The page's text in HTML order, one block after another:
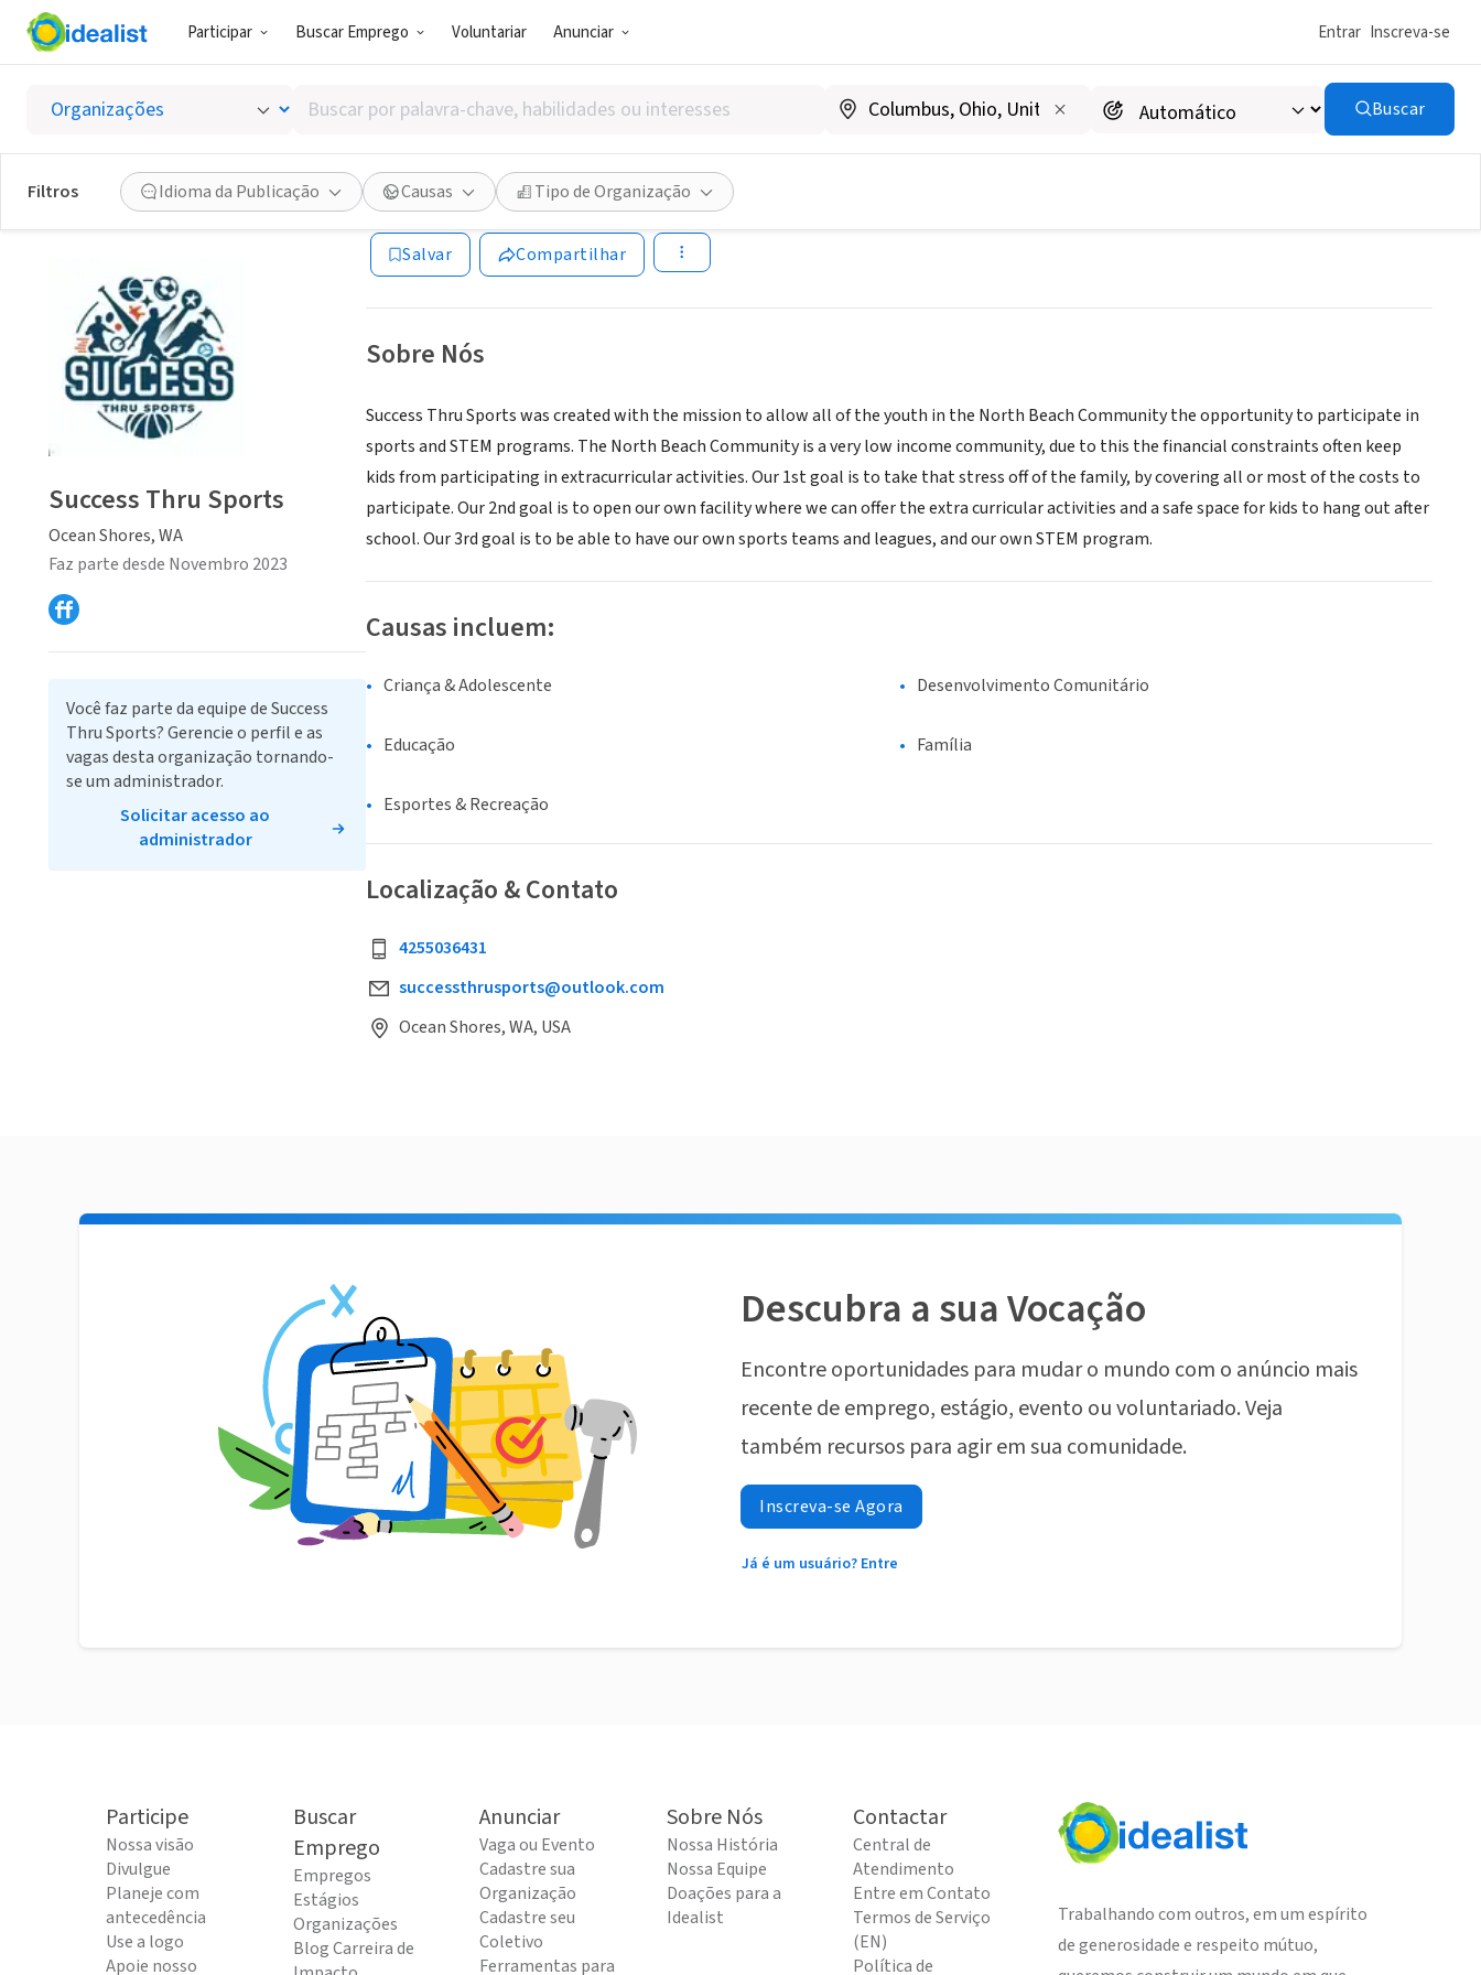
Participar Buscar Emprego Voluntariar Anunciar Entrar Inscreva-se
Buscar
por
palavra-
chave,
habilidades
ou
interesses
Buscar
Filtros Idioma da Publicação Causas Tipo de Organização
Success Thru Sports
Ocean Shores, WA
Salvar Compartilhar
Sobre Nós
Success Thru Sports was created with the mission to allow all of the youth in the North Beach Community the opportunity to participate in
sports and STEM programs. The North Beach Community is a very low income community, due to this the financial constraints often keep
kids from participating in extracurricular activities. Our 1st goal is to take that stress off of the family, by covering all or most of the costs to
participate. Our 2nd goal is to open our own facility where we can offer the extra curricular activities and a safe space for kids to hang out after
school. Our 3rd goal is to be able to have our own sports teams and leagues, and our own STEM program.
Causas incluem:
Criança & Adolescente Desenvolvimento Comunitário
Educação Família
Esportes & Recreação
Localização & Contato
4255036431
successthrusports@outlook.com
Ocean Shores, WA, USA
Success Thru Sports
Ocean Shores, WA
Faz parte desde Novembro 2023
Você faz parte da equipe de Success
Thru Sports? Gerencie o perfil e as
vagas desta organização tornando-
se um administrador.
Solicitar acesso ao
administrador
Descubra a sua Vocação
Encontre oportunidades para mudar o mundo com o anúncio mais
recente de emprego, estágio, evento ou voluntariado. Veja
também recursos para agir em sua comunidade.
Inscreva-se Agora
Já é um usuário? Entre
Participe
Nossa visão
Divulgue
Planeje com
antecedência
Use a logo
Apoie nosso
Buscar
Emprego
Empregos
Estágios
Organizações
Blog Carreira de
Anunciar
Vaga ou Evento
Cadastre sua
Organização
Cadastre seu
Coletivo
Ferramentas para
Sobre Nós
Nossa História
Nossa Equipe
Doações para a
Idealist
Contactar
Central de
Atendimento
Entre em Contato
Termos de Serviço
(EN)
Política de
Trabalhando com outros, em um espírito
de generosidade e respeito mútuo,